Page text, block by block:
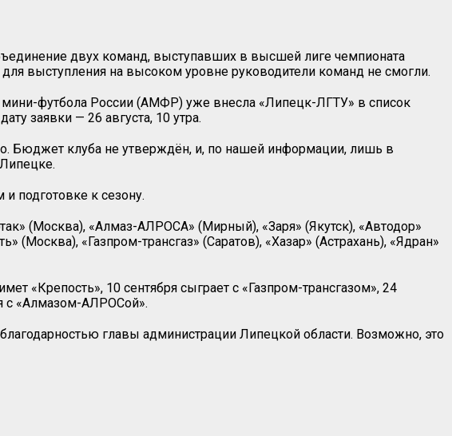
двух команд, выступавших в высшей лиге чемпионата
выступления на высоком уровне руководители команд не смогли.
футбола России (АМФР) уже внесла «Липецк-ЛГТУ» в список
заявки — 26 августа, 10 утра.
Бюджет клуба не утверждён, и, по нашей информации, лишь в
подготовке к сезону.
(Москва), «Алмаз-АЛРОСА» (Мирный), «Заря» (Якутск), «Автодор»
«Газпром-трансгаз» (Саратов), «Хазар» (Астрахань), «Ядран»
«Крепость», 10 сентября сыграет с «Газпром-трансгазом», 24
с «Алмазом-АЛРОСой».
главы администрации Липецкой области. Возможно, это